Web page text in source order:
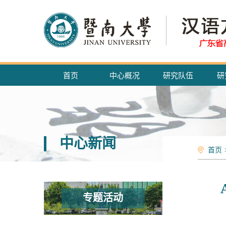
首页 中心概况 研究队伍 研
中心新闻
专题活动
首页